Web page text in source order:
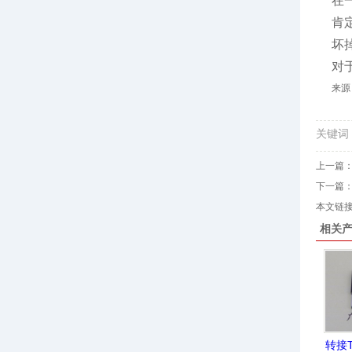
肯
坏
对
来
关键
上一篇
下一篇
本文链
相关
转接